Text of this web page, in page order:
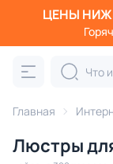
ЦЕНЫ
Главная
Люстры
Категория:
подвесные